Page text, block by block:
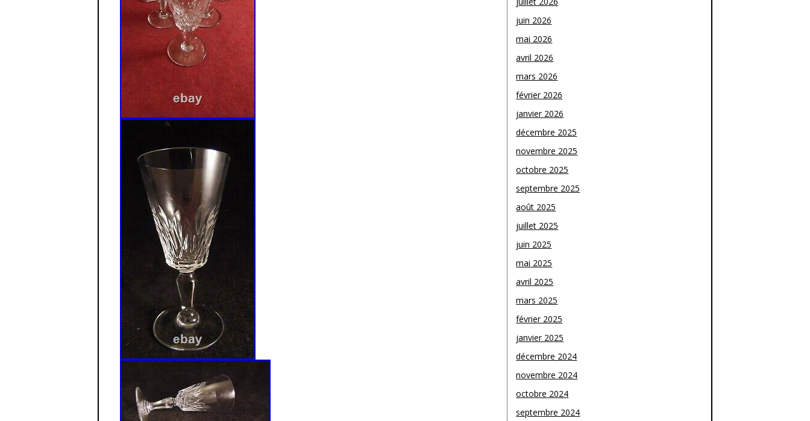
juin 2026
mai 2026
avril 2026
mars 2026
février 2026
janvier 2026
décembre 2025
novembre 2025
octobre 2025
septembre 2025
août 2025
juillet 2025
juin 2025
mai 2025
avril 2025
mars 2025
février 2025
janvier 2025
décembre 2024
novembre 2024
octobre 2024
septembre 2024